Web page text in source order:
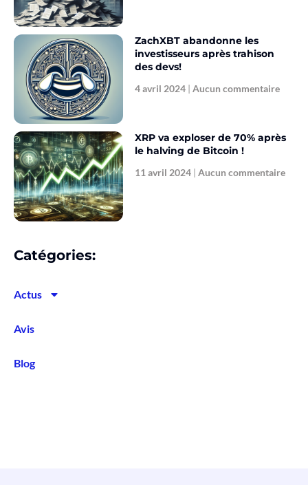
ZachXBT abandonne les
investisseurs après trahison
des devs!
4 avril 2024 Aucun commentaire
XRP va exploser de 70% après
le halving de Bitcoin !
11 avril 2024 Aucun commentaire
Catégories:
Actus
Avis
Blog